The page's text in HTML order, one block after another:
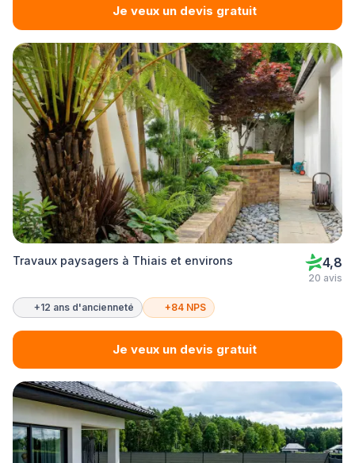
Je veux un devis gratuit
Travaux paysagers à Thiais et environs 4,8
20 avis
+12 ans d'ancienneté +84 NPS
Je veux un devis gratuit